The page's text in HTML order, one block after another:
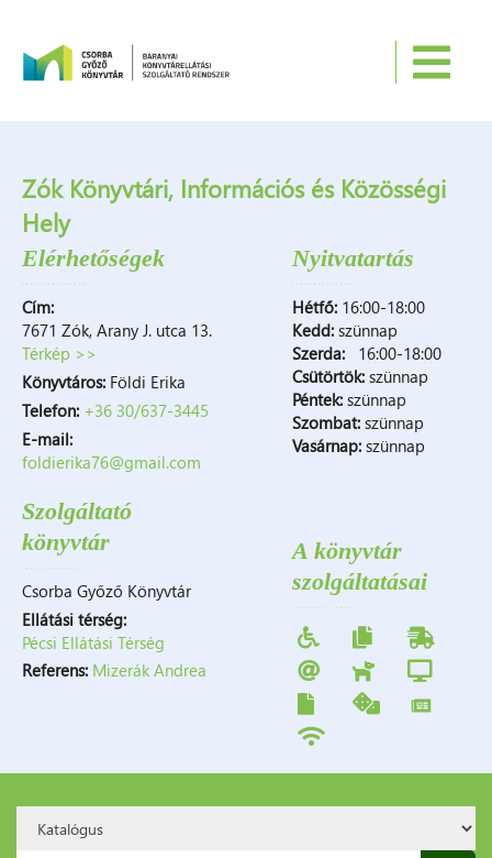
Zók Könyvtári, Információs és Közösségi
Hely
Elérhetőségek
Cím:
7671 Zók, Arany J. utca 13.
Térkép >>
Könyvtáros: Földi Erika
Telefon: +36 30/637-3445
E-mail:
foldierika76@gmail.com
Szolgáltató
könyvtár
Csorba Győző Könyvtár
Ellátási térség:
Pécsi Ellátási Térség
Referens: Mizerák Andrea
Nyitvatartás
Hétfő: 16:00-18:00
Kedd:szünnap
Szerda:
16:00-18:00
Csütörtök: szünnap
Péntek: szünnap
Szombat: szünnap
Vasárnap: szünnap
A könyvtár
szolgáltatásai
Option: